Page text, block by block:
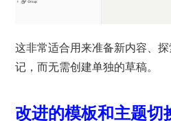
这非常适合用来准备新内容、
记，而无需创建单独的草稿。
改进的模板和主题切